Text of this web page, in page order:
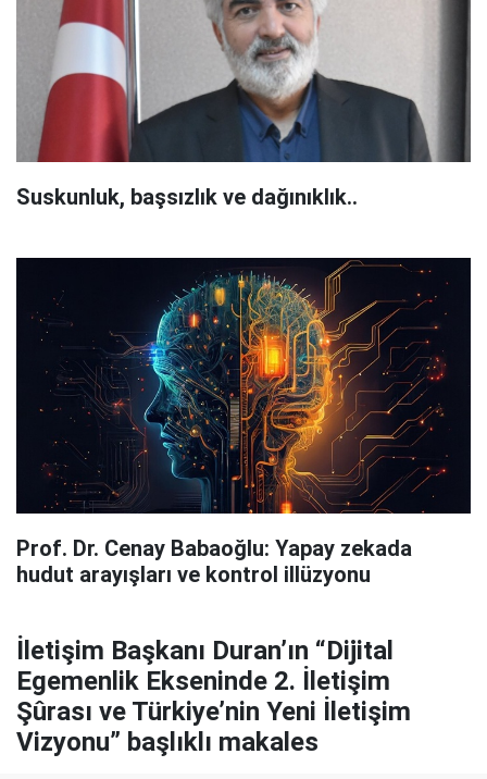
Suskunluk, başsızlık ve dağınıklık..
Prof. Dr. Cenay Babaoğlu: Yapay zekada
hudut arayışları ve kontrol illüzyonu
İletişim Başkanı Duran’ın “Dijital
Egemenlik Ekseninde 2. İletişim
Şûrası ve Türkiye’nin Yeni İletişim
Vizyonu” başlıklı makales